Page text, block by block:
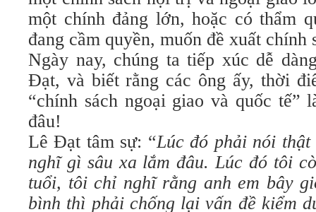
một chính đảng lớn, hoặc có thẩm
đang cầm quyền, muốn đề xuất chính
Ngày nay, chúng ta tiếp xúc dễ
Đạt, và biết rằng các ông ấy, thời
“chính sách ngoại giao và quốc tế”
đâu!
Lê Đạt tâm sự: “Lúc đó phải nói
nghĩ gì sâu xa lắm đâu. Lúc đó tôi
tuổi, tôi chỉ nghĩ rằng anh em bây
bình thì phải chống lại vấn đề kiểm